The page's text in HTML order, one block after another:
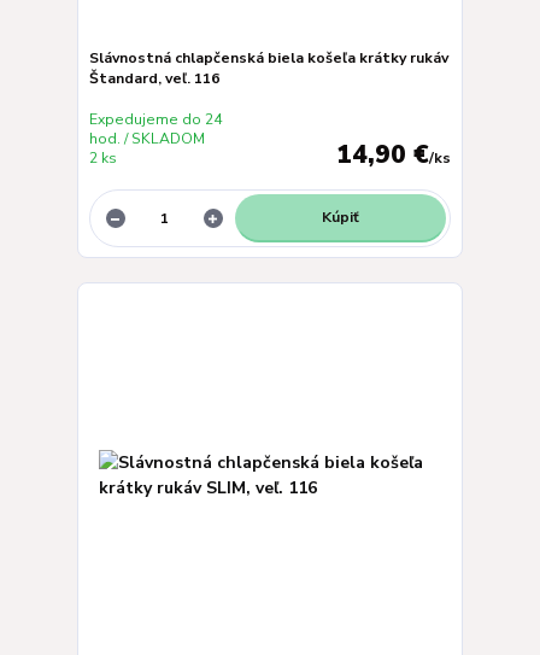
Slávnostná chlapčenská biela košeľa krátky rukáv
Štandard, veľ. 116
14,90 €/ks
Expedujeme do 24
hod. / SKLADOM
2 ks
Kúpiť